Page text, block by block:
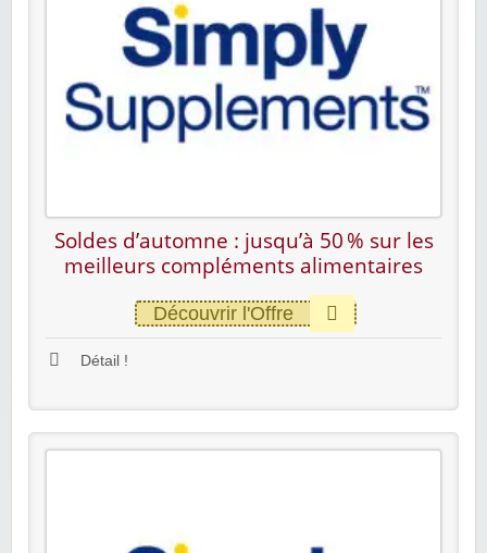
Soldes d’automne : jusqu’à 50 % sur les
meilleurs compléments alimentaires
Découvrir l'Offre
Détail !